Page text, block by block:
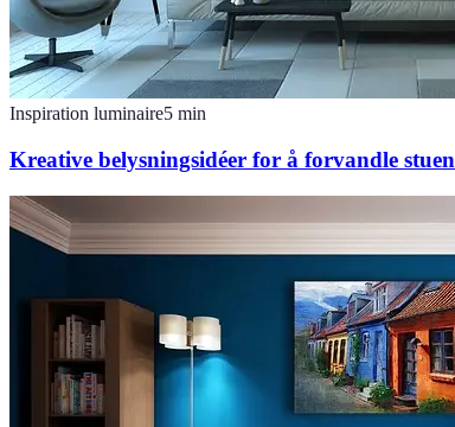
Inspiration luminaire5 min
Kreative belysningsidéer for å forvandle stuen